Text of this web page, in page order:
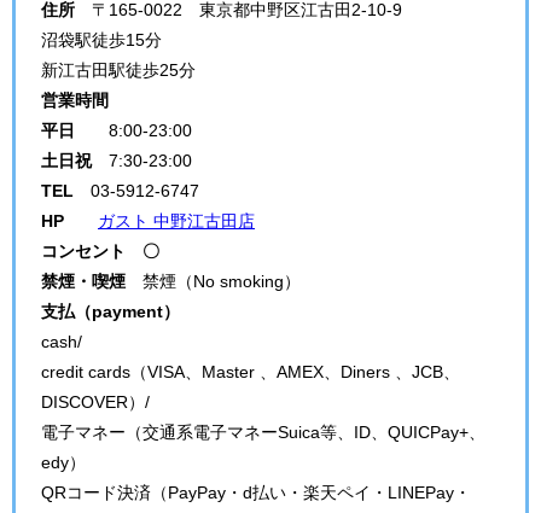
住所 〒165-0022 東京都中野区江古田2-10-9
沼袋駅徒歩15分
新江古田駅徒歩25分
営業時間
平日
8:00-23:00
土日祝7:30-23:00
TEL 03-5912-6747
HP
ガスト 中野江古田店
コンセント 〇
禁煙・喫煙 禁煙（No smoking）
支払（payment）
cash/
credit cards（VISA、Master 、AMEX、Diners 、JCB、
DISCOVER）/
電子マネー（交通系電子マネーSuica等、ID、QUICPay+、
edy）
QRコード決済（PayPay・d払い・楽天ペイ・LINEPay・